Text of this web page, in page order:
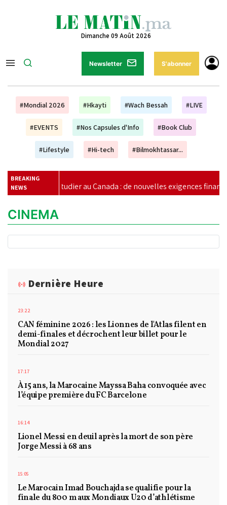
Dimanche 09 Août 2026
Newsletter S'abonner
#Mondial 2026 #Hkayti #Wach Bessah #LIVE
#EVENTS #Nos Capsules d'Info #Book Club
#Lifestyle #Hi-tech #Bilmokhtassar...
BREAKING
NEWS
Étudier au Canada : de nouvelles exigences financières pour
CINEMA
Dernière Heure
23:22
CAN féminine 2026 : les Lionnes de l'Atlas filent en
demi-finales et décrochent leur billet pour le
Mondial 2027
17:17
À 15 ans, la Marocaine Mayssa Baha convoquée avec
l’équipe première du FC Barcelone
16:14
Lionel Messi en deuil après la mort de son père
Jorge Messi à 68 ans
15:05
Le Marocain Imad Bouchajda se qualifie pour la
finale du 800 m aux Mondiaux U20 d’athlétisme